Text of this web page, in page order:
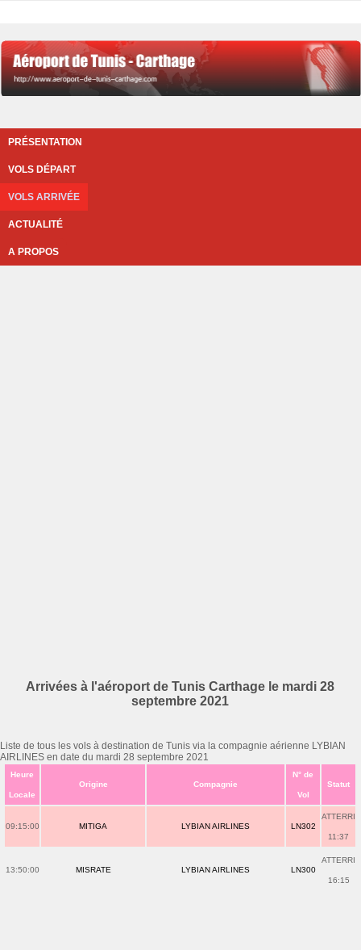
PRÉSENTATION
VOLS DÉPART
VOLS ARRIVÉE
ACTUALITÉ
A PROPOS
Arrivées à l'aéroport de Tunis Carthage le mardi 28
septembre 2021
Liste de tous les vols à destination de Tunis via la compagnie aérienne LYBIAN
AIRLINES en date du mardi 28 septembre 2021
Heure
Locale
Origine Compagnie
N° de
Vol
Statut
09:15:00 MITIGA LYBIAN AIRLINES LN302
ATTERRI
11:37
13:50:00 MISRATE LYBIAN AIRLINES LN300
ATTERRI
16:15